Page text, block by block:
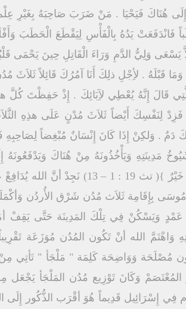
إِلَى هُنَاكَ فَيَحْيَا . مَنْ ضَرَبَ صَاحِبَهُ بِغَيْرِ
فَانْدَفَعَتْ يَدُهُ بِالْفَأْسِ لِيَقْطَعَ الْحَطَبَ
يَسْعَى وَلِيُّ الدَّمِ وَرَاءَ الْقَاتِلِ حِينَ يَحْمَى
قَبْلَهُ . لأِجْلِ ذلِكَ أَنَا آمُرُكَ قَائِلاً
قَالَ إِنَّهُ يُعْطِي لآِبَائِكَ . إِذْ حَفِظْتَ كُلَّ هذِهِ
فَزِدْ لِنَفْسِكَ أَيْضاً ثَلاَثَ مُدْنٍ عَلَى هذِهِ
دَمٌ . وَلكِنْ إِذَا كَانَ إِنْسَانٌ مُبْغِضاً
مَدِينَتِهِ وَيَأْخُذُونَهُ مِنْ هُنَاكَ وَيَدْفَعُونَهُ
فَتَنْتَزِعَ دَمَ الْبَرِيِّ مِنْ إِسْرَائِيلَ فَيَكُونَ
مُوسَى بِإِقَامِة ثَلاَث مُدُن شَرْق الأُردُن
وَيَسْكُنْ فِي تِلْكَ المَدِينَة حَتَّى يَقِفْ
وَاهْتَمَّ الله أنْ تَكُون المُدُن مُوَزَعَة
مُصْلَحَة وَوَاضِحَة كَلِمَة " مَلْجَأ " تَأتِي
أوْ المُعْتَصَمْ وَكَانَ تَوْزِيع مُدُن المَلْجَأ
إِسْرَائِيل قَدِيماً هُوَ أقْرَب الذُّكُور إِلَى